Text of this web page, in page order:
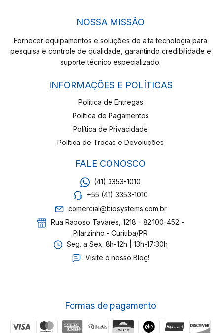
NOSSA MISSÃO
Fornecer equipamentos e soluções de alta tecnologia para
pesquisa e controle de qualidade, garantindo credibilidade e
suporte técnico especializado.
INFORMAÇÕES E POLÍTICAS
Política de Entregas
Política de Pagamentos
Política de Privacidade
Política de Trocas e Devoluções
FALE CONOSCO
(41) 3353-1010
+55 (41) 3353-1010
comercial@biosystems.com.br
Rua Raposo Tavares, 1218 - 82.100-452 -
Pilarzinho - Curitiba/PR
Seg. a Sex. 8h-12h | 13h-17:30h
Visite o nosso Blog!
Formas de pagamento